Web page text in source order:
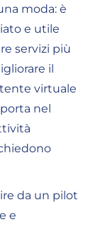
moda: è
e utile
servizi più
il
virtuale
nel
da un pilot
e